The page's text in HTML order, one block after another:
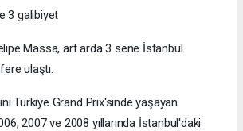
3 galibiyet
Massa, art arda 3 sene İstanbul
ulaştı.
Türkiye Grand Prix'sinde yaşayan
2007 ve 2008 yıllarında İstanbul'daki